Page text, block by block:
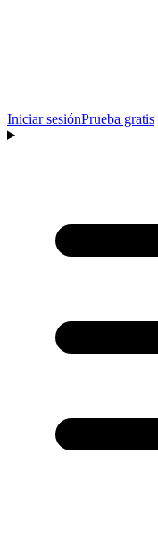
Iniciar sesiónPrueba gratis